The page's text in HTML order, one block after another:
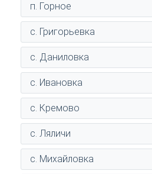
п. Горное
с. Григорьевка
с. Даниловка
с. Ивановка
с. Кремово
с. Ляличи
с. Михайловка